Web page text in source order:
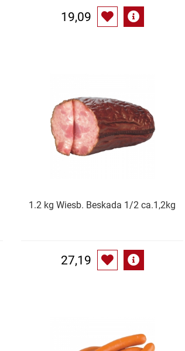
19,09
1.2 kg Wiesb. Beskada 1/2 ca.1,2kg
27,19